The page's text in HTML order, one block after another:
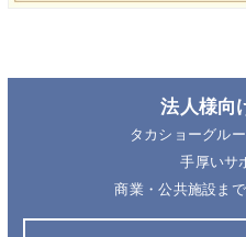
法人様向
タカショーグル
手厚いサ
商業・公共施設ま